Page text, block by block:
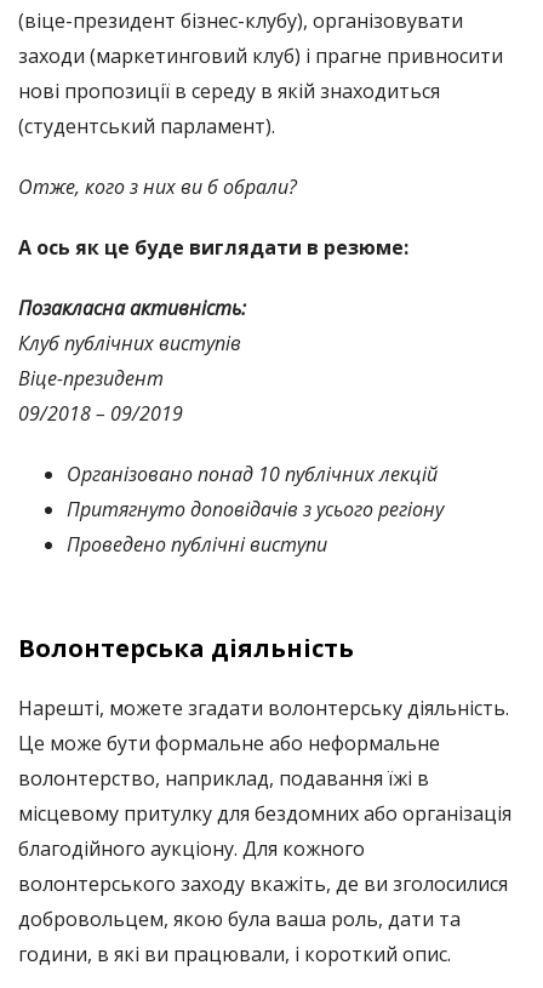
(віце-президент бізнес-клубу), організовувати
заходи (маркетинговий клуб) і прагне привносити
нові пропозиції в середу в якій знаходиться
(студентський парламент).
Отже, кого з них ви б обрали?
А ось як це буде виглядати в резюме:
Позакласна активність:
Клуб публічних виступів
Віце-президент
09/2018 – 09/2019
Організовано понад 10 публічних лекцій
Притягнуто доповідачів з усього регіону
Проведено публічні виступи
Волонтерська діяльність
Нарешті, можете згадати волонтерську діяльність.
Це може бути формальне або неформальне
волонтерство, наприклад, подавання їжі в
місцевому притулку для бездомних або організація
благодійного аукціону. Для кожного
волонтерського заходу вкажіть, де ви зголосилися
добровольцем, якою була ваша роль, дати та
години, в які ви працювали, і короткий опис.